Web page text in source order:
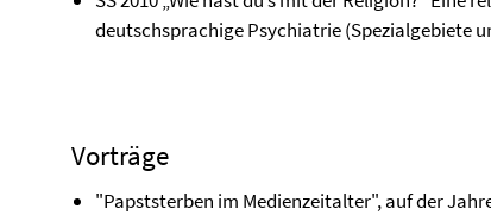
deutschsprachige Psychiatrie (Spezialgebiete
Vorträge
"Papststerben im Medienzeitalter", auf der